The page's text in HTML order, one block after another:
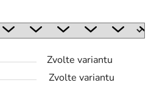
Zvolte variantu
Zvolte variantu